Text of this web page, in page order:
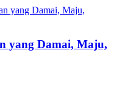
yang Damai, Maju,